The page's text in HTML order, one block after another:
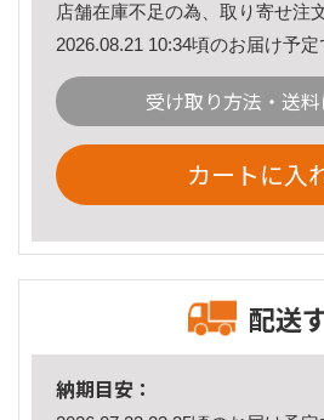
店舗在庫不足の為、取り寄せ注
2026.08.21 10:34頃のお届け予定
受け取り方法・送
カートに入
配送
納期目安：